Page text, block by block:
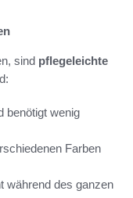
sind pflegeleichte
benötigt wenig
Farben
während des ganzen